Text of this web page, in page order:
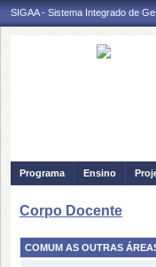
SIGAA - Sistema Integrado de
Programa Ensino
Corpo Docente
COMUM AS OUTRAS